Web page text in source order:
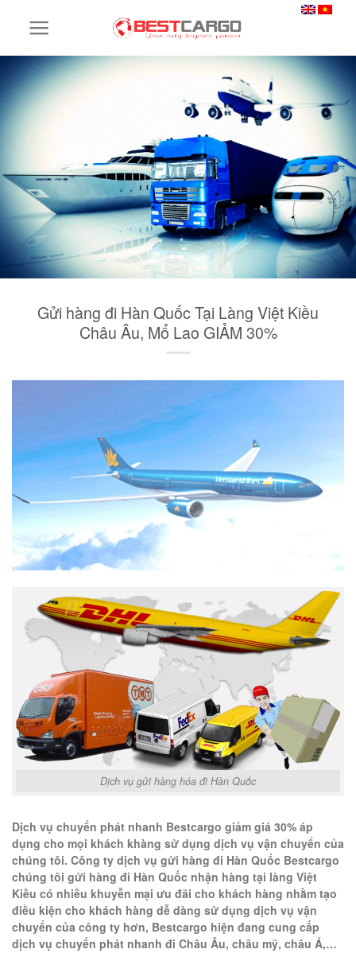
Gửi hàng đi Hàn Quốc Tại Làng Việt Kiều
Châu Âu, Mổ Lao GIẢM 30%
Dịch vụ gửi hàng hóa đi Hàn Quốc
Dịch vụ chuyển phát nhanh Bestcargo giảm giá 30% áp
dụng cho mọi khách khàng sử dụng dịch vụ vận chuyển của
chúng tôi. Công ty dịch vụ gửi hàng đi Hàn Quốc Bestcargo
chúng tôi gửi hàng đi Hàn Quốc nhận hàng tại làng Việt
Kiều có nhiều khuyễn mại ưu đãi cho khách hàng nhằm tạo
điều kiện cho khách hàng dễ dàng sử dụng dịch vụ vận
chuyển của công ty hơn, Bestcargo hiện đang cung cấp
dịch vụ chuyển phát nhanh đi Châu Âu, châu mỹ, châu Á,…